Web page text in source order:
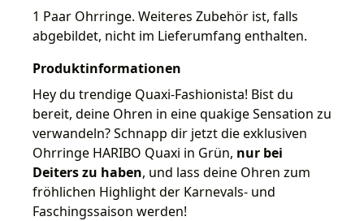
1 Paar Ohrringe. Weiteres Zubehör ist, falls
abgebildet, nicht im Lieferumfang enthalten.
Produktinformationen
Hey du trendige Quaxi-Fashionista! Bist du
bereit, deine Ohren in eine quakige Sensation zu
verwandeln? Schnapp dir jetzt die exklusiven
Ohrringe HARIBO Quaxi in Grün, nur bei
Deiters zu haben, und lass deine Ohren zum
fröhlichen Highlight der Karnevals- und
Faschingssaison werden!